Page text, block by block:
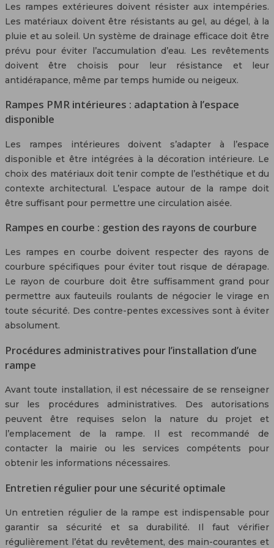
Les rampes extérieures doivent résister aux intempéries.
Les matériaux doivent être résistants au gel, au dégel, à la
pluie et au soleil. Un système de drainage efficace doit être
prévu pour éviter l’accumulation d’eau. Les revêtements
doivent être choisis pour leur résistance et leur
antidérapance, même par temps humide ou neigeux.
Rampes PMR intérieures : adaptation à l’espace
disponible
Les rampes intérieures doivent s’adapter à l’espace
disponible et être intégrées à la décoration intérieure. Le
choix des matériaux doit tenir compte de l’esthétique et du
contexte architectural. L’espace autour de la rampe doit
être suffisant pour permettre une circulation aisée.
Rampes en courbe : gestion des rayons de courbure
Les rampes en courbe doivent respecter des rayons de
courbure spécifiques pour éviter tout risque de dérapage.
Le rayon de courbure doit être suffisamment grand pour
permettre aux fauteuils roulants de négocier le virage en
toute sécurité. Des contre-pentes excessives sont à éviter
absolument.
Procédures administratives pour l’installation d’une
rampe
Avant toute installation, il est nécessaire de se renseigner
sur les procédures administratives. Des autorisations
peuvent être requises selon la nature du projet et
l’emplacement de la rampe. Il est recommandé de
contacter la mairie ou les services compétents pour
obtenir les informations nécessaires.
Entretien régulier pour une sécurité optimale
Un entretien régulier de la rampe est indispensable pour
garantir sa sécurité et sa durabilité. Il faut vérifier
régulièrement l’état du revêtement, des main-courantes et